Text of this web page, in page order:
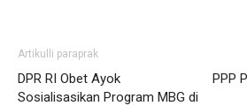
Artikulli paraprak
DPR RI Obet Ayok
Sosialisasikan Program MBG di
PPP